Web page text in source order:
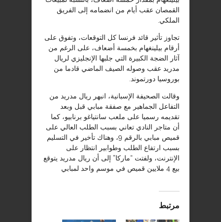
القمصان عقب أيام من انضمامه إلى الفريق
الملكي.
تجاوز تأثير قائد فرنسا كل التوقعات، وتفوق على
أرقام بيلينغهام بخمسة أضعاف، على الرغم من
آثار الضجة الكبيرة التي جلبها الإنجليزي لريال
مدريد عقب وصوله الصيف الماضي قادما من
بوروسيا دورتموند.
وقالت الصحيفة الإسبانية، انبهر ريال مدريد من
التفاعل الجماهير مع صفقة مبابي قبل وبعد
تقديمه رسميا على ملعب سانتياغو برنابيو، كما
أن متاجر النادي تعاني بسبب الطلب العالي على
قميص مبابي بالرقم 9، وهناك تأخير في التسليم
بسبب ارتفاع الطلب وطوابير انتظار على
الإنترنت، ولفتت “ماركا” إلى أن ريال مدريد يتوقع
بيع 4 ملايين قميص في موسم واحد لمبابي
مرتبط